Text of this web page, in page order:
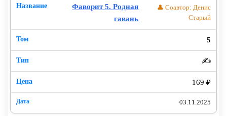
Фаворит 5. Родная
гавань
👤 Соавтор: Денис
Старый
5
✍️
169 ₽
03.11.2025